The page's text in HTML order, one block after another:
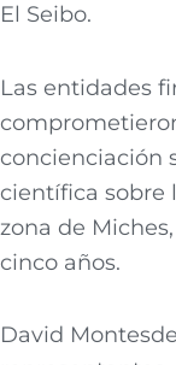
El Seibo.
Las entidades
concienciación
científica sobre
zona de
cinco años.
David